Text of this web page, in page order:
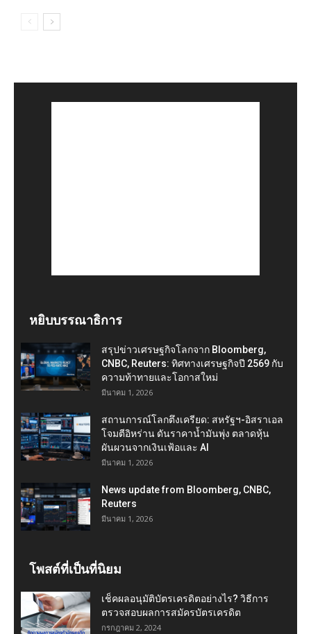
หยิบบรรณาธิการ
สรุปข่าวเศรษฐกิจโลกจาก Bloomberg,
CNBC, Reuters: ทิศทางเศรษฐกิจปี 2569 กับ
ความท้าทายและโอกาสใหม่
มีนาคม 1, 2026
สถานการณ์โลกตึงเครียด: สหรัฐฯ-อิสราเอล
โจมตีอิหร่าน ดันราคาน้ำมันพุ่ง ตลาดหุ้น
ผันผวนจากเงินเฟ้อและ AI
มีนาคม 1, 2026
News update from Bloomberg, CNBC,
Reuters
มีนาคม 1, 2026
โพสต์ที่เป็นที่นิยม
เช็คผลอนุมัติบัตรเครดิตอย่างไร? วิธีการ
ตรวจสอบผลการสมัครบัตรเครดิต
กรกฎาคม 2, 2024